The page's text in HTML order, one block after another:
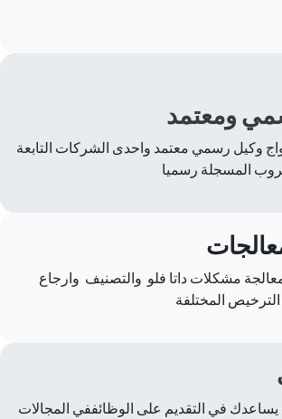
ومعتمد
وكيل رسمي معتمد واحدى الشركات التابعة
المسجلة رسميا
مشكلات داتا فلو والتصنيف وارجاع
المختلفة
في التقديم على الوظائففي المجالات